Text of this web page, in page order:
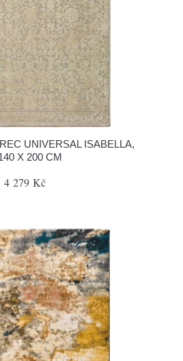
UNIVERSAL ISABELLA,
X 200 CM
4 279 Kč